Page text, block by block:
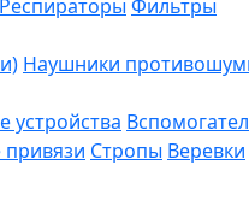
Респираторы Фильтры
Наушники
устройства
Стропы Веревки